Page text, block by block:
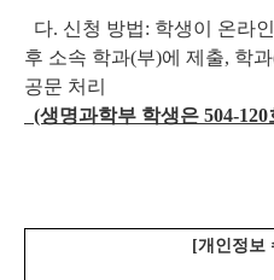
다. 신청 방법: 학생이 온라
후 소속 학과(부)에 제출, 학
공문 처리
(생명과학부 학생은 504-
[개인정보